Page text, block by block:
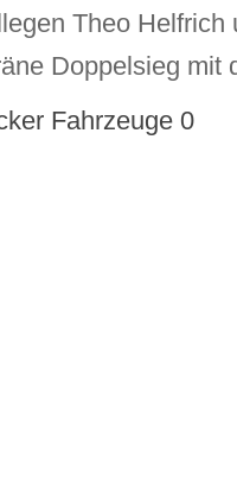
Theo Helfrich
Doppelsieg mit
Fahrzeuge 0